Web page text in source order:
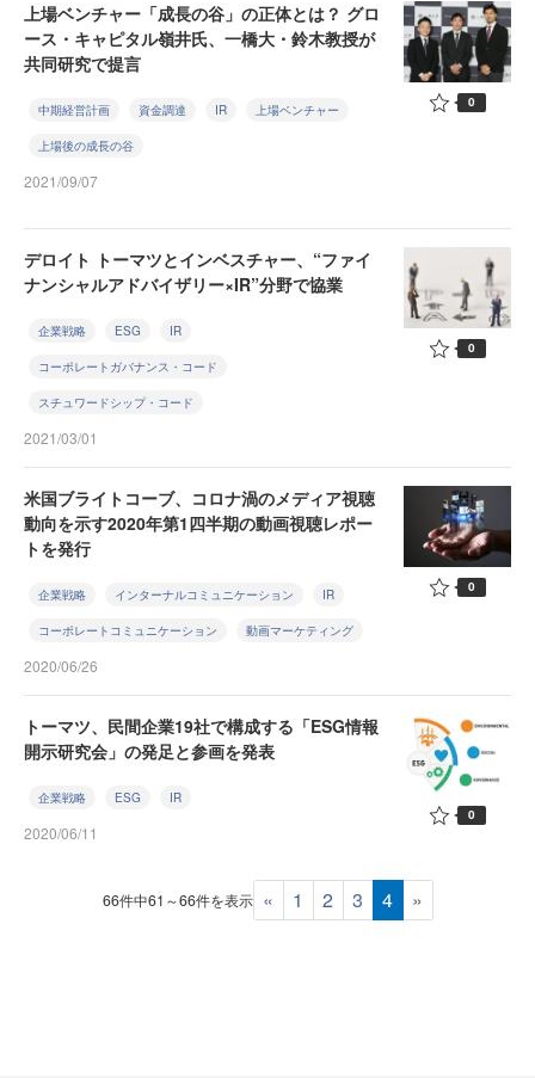
上場ベンチャー「成長の谷」の正体とは？ グロ
ース・キャピタル嶺井氏、一橋大・鈴木教授が
共同研究で提言
中期経営計画 資金調達 IR 上場ベンチャー
上場後の成長の谷
2021/09/07
0
デロイト トーマツとインベスチャー、“ファイ
ナンシャルアドバイザリー×IR”分野で協業
企業戦略 ESG IR
コーポレートガバナンス・コード
スチュワードシップ・コード
2021/03/01
0
米国ブライトコーブ、コロナ渦のメディア視聴
動向を示す2020年第1四半期の動画視聴レポー
トを発行
企業戦略 インターナルコミュニケーション IR
コーポレートコミュニケーション 動画マーケティング
2020/06/26
0
トーマツ、民間企業19社で構成する「ESG情報
開示研究会」の発足と参画を発表
企業戦略 ESG IR
2020/06/11
0
66件中61～66件を表示 « 1 2 3 4 »